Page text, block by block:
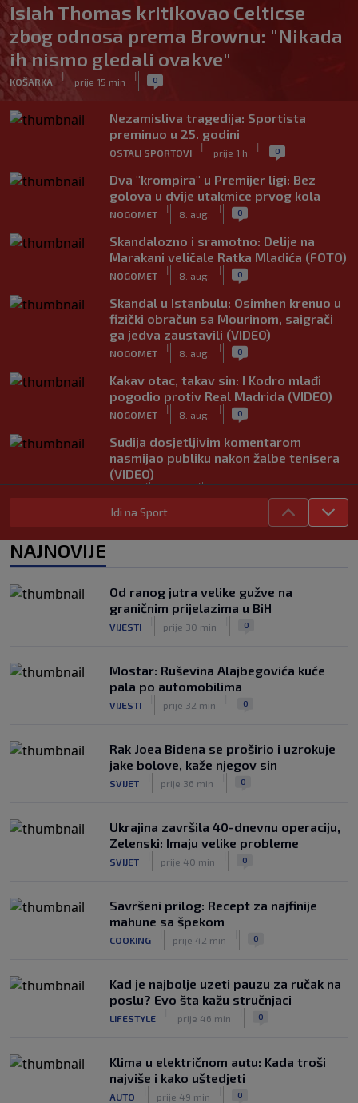
Isiah Thomas kritikovao Celticse
zbog odnosa prema Brownu: "Nikada
ih nismo gledali ovakve"
KOŠARKA
|
prije 15 min
| 0
Nezamisliva tragedija: Sportista
preminuo u 25. godini
OSTALI SPORTOVI
|
prije 1 h
| 0
Dva "krompira" u Premijer ligi: Bez
golova u dvije utakmice prvog kola
NOGOMET
|
8. aug.
| 0
Skandalozno i sramotno: Delije na
Marakani veličale Ratka Mladića (FOTO)
NOGOMET
|
8. aug.
| 0
Skandal u Istanbulu: Osimhen krenuo u
fizički obračun sa Mourinom, saigrači
ga jedva zaustavili (VIDEO)
NOGOMET
|
8. aug.
| 0
Kakav otac, takav sin: I Kodro mlađi
pogodio protiv Real Madrida (VIDEO)
NOGOMET
|
8. aug.
| 0
Sudija dosjetljivim komentarom
nasmijao publiku nakon žalbe tenisera
(VIDEO)
| |
Haos u Irskoj: Navijač utrčao na teren i
Rivalstvo je ostalo po strani: Real
Madrid se oglasio nakon teškog
gubitka Lionela Messija
Idi na Sport
NAJNOVIJE
Od ranog jutra velike gužve na
graničnim prijelazima u BiH
VIJESTI prije 30 min 0
Mostar: Ruševina Alajbegovića kuće
pala po automobilima
VIJESTI prije 32 min 0
Rak Joea Bidena se proširio i uzrokuje
jake bolove, kaže njegov sin
SVIJET prije 36 min 0
Ukrajina završila 40-dnevnu operaciju,
Zelenski: Imaju velike probleme
SVIJET prije 40 min 0
Savršeni prilog: Recept za najfinije
mahune sa špekom
COOKING prije 42 min 0
Kad je najbolje uzeti pauzu za ručak na
poslu? Evo šta kažu stručnjaci
LIFESTYLE prije 46 min 0
Klima u električnom autu: Kada troši
najviše i kako uštedjeti
AUTO prije 49 min 0